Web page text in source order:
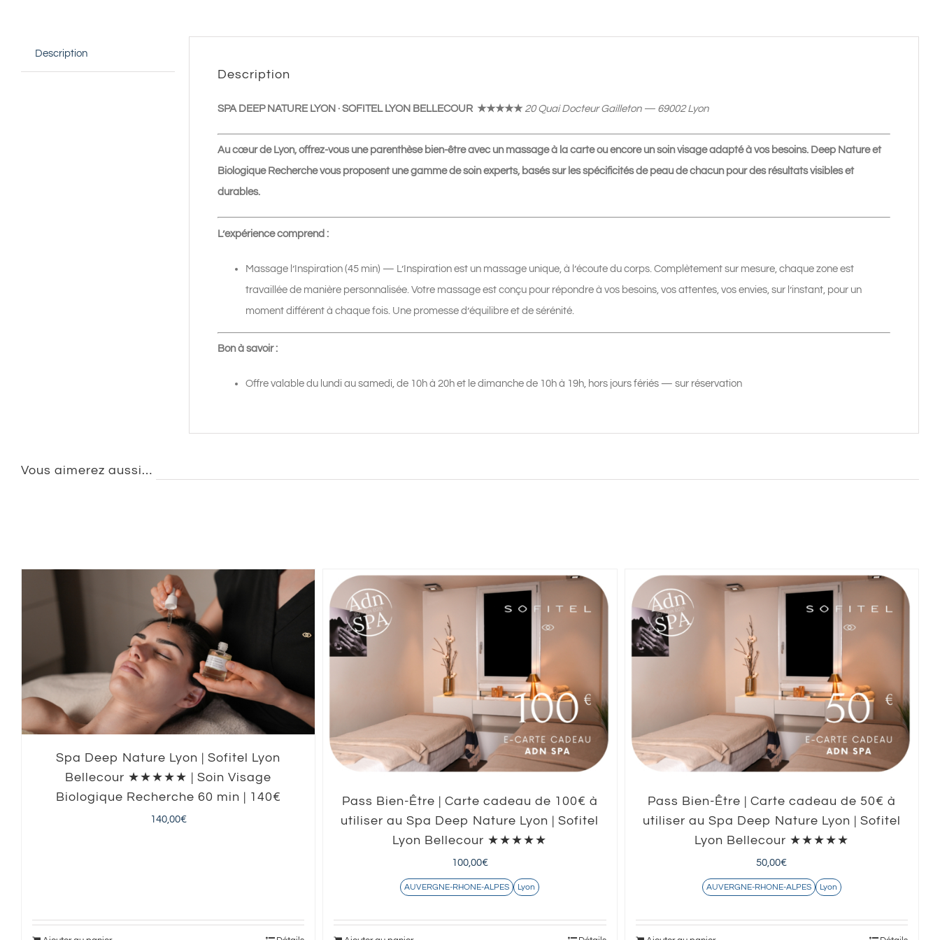
|
Description
Description
SPA DEEP NATURE LYON · SOFITEL LYON BELLECOUR ★★★★★ 20 Quai Docteur Gailleton — 69002 Lyon
Au cœur de Lyon, offrez-vous une parenthèse bien-être avec un massage à la carte ou encore un soin visage adapté à vos besoins. Deep Nature et
Biologique Recherche vous proposent une gamme de soin experts, basés sur les spécificités de peau de chacun pour des résultats visibles et
durables.
L’expérience comprend :
Massage l’Inspiration (45 min) — L’Inspiration est un massage unique, à l’écoute du corps. Complètement sur mesure, chaque zone est
travaillée de manière personnalisée. Votre massage est conçu pour répondre à vos besoins, vos attentes, vos envies, sur l’instant, pour un
moment différent à chaque fois. Une promesse d’équilibre et de sérénité.
Bon à savoir :
Offre valable du lundi au samedi, de 10h à 20h et le dimanche de 10h à 19h, hors jours fériés — sur réservation
Vous aimerez aussi…
Spa Deep Nature Lyon | Sofitel Lyon
Bellecour ★★★★★ | Soin Visage
Biologique Recherche 60 min | 140€
140,00€
Pass Bien-Être | Carte cadeau de 100€ à
utiliser au Spa Deep Nature Lyon | Sofitel
Lyon Bellecour ★★★★★
100,00€
AUVERGNE-RHONE-ALPES Lyon
Pass Bien-Être | Carte cadeau de 50€ à
utiliser au Spa Deep Nature Lyon | Sofitel
Lyon Bellecour ★★★★★
50,00€
AUVERGNE-RHONE-ALPES Lyon